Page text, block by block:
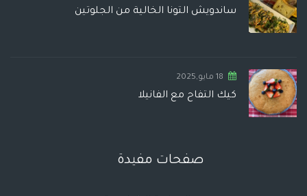
ساندويش التونا الخالية من الجلوتين
18 مايو,2025
كيك التفاح مع الفانيلا
صفحات مفيدة